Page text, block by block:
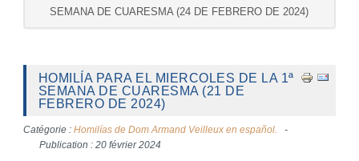
SEMANA DE CUARESMA (24 DE FEBRERO DE 2024)
HOMILÍA PARA EL MIERCOLES DE LA 1ª
SEMANA DE CUARESMA (21 DE
FEBRERO DE 2024)
Catégorie : Homilías de Dom Armand Veilleux en español.
Publication : 20 février 2024